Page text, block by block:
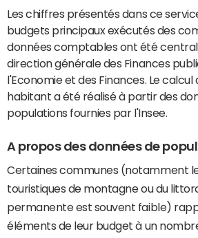
Les chiffres présentés dans ce
budgets principaux exécutés des
données comptables ont été
direction générale des Finances
l'Economie et des Finances. Le
habitant a été réalisé à partir des
populations fournies par l'Insee.
A propos des données de
Certaines communes (notamment
touristiques de montagne ou du
permanente est souvent faible)
éléments de leur budget à un